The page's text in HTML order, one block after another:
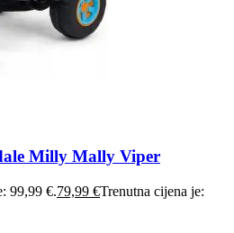
Milly Mally Viper
99,99 €.79,99 €Trenutna cijena je: